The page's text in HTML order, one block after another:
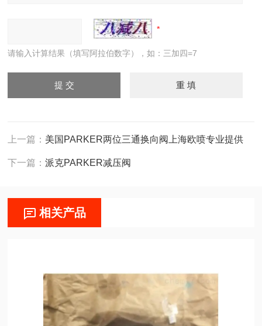
请输入计算结果（填写阿拉伯数字），如：三加四=7
上一篇： 美国PARKER两位三通换向阀上海欧喷专业提供
下一篇：派克PARKER减压阀
相关产品